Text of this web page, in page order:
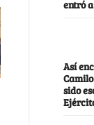
entró
Así
sido